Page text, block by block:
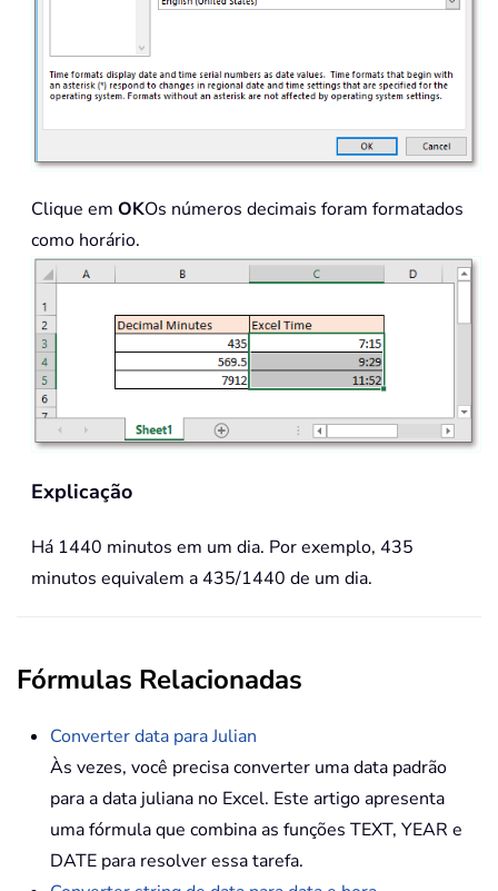
Clique em OKOs números decimais foram formatados
como horário.
Explicação
Há 1440 minutos em um dia. Por exemplo, 435
minutos equivalem a 435/1440 de um dia.
Fórmulas Relacionadas
Converter data para Julian
Às vezes, você precisa converter uma data padrão
para a data juliana no Excel. Este artigo apresenta
uma fórmula que combina as funções TEXT, YEAR e
DATE para resolver essa tarefa.